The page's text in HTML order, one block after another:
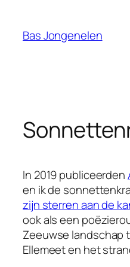
Bas Jongenelen
In 2019 publiceerden
en ik de
zijn sterren aan de
ook als een
Zeeuwse landschap
Ellemeet en het